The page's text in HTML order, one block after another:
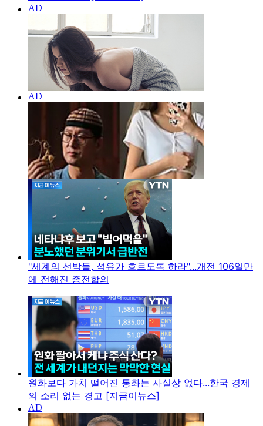
"세계의 선박들, 석유가 흐르도록 하라"...개전 106일만
에 전해진 종전합의
원화보다 가치 떨어진 통화는 사실상 없다...한국 경제
의 소리 없는 경고 [지금이뉴스]